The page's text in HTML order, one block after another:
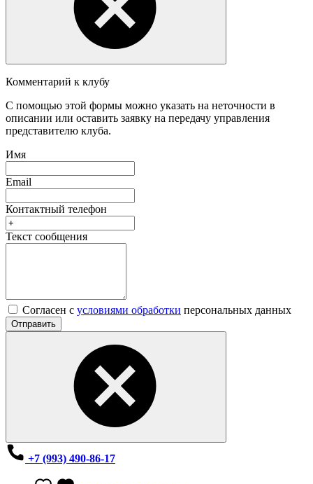
Комментарий к клубу
С помощью этой формы можно указать на неточности в
описании или оставить заявку на передачу управления
представителю клуба.
Имя
Email
Контактный телефон
Текст сообщения
Согласен с условиями обработки персональных данных
Отправить
+7 (993) 490-86-17